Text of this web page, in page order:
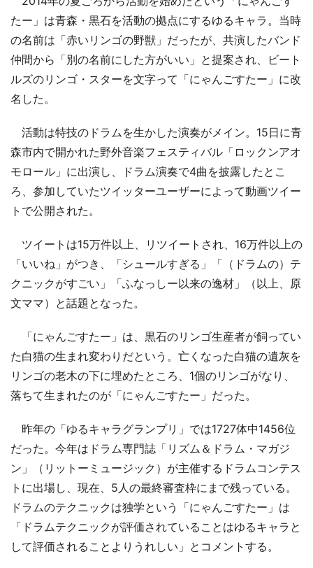
たー」は青森・黒石を活動の拠点にするゆるキャラ。当時
の名前は「赤いリンゴの野獣」だったが、共演したバンド
仲間から「別の名前にした方がいい」と提案され、ビート
ルズのリンゴ・スターを文字って「にゃんごすたー」に改
名した。
活動は特技のドラムを生かした演奏がメイン。15日に青
森市内で開かれた野外音楽フェスティバル「ロックンアオ
モロール」に出演し、ドラム演奏で4曲を披露したとこ
ろ、参加していたツイッターユーザーによって動画ツイー
トで公開された。
ツイートは15万件以上、リツイートされ、16万件以上の
「いいね」がつき、「シュールすぎる」「（ドラムの）テ
クニックがすごい」「ふなっしー以来の逸材」（以上、原
文ママ）と話題となった。
「にゃんごすたー」は、黒石のリンゴ生産者が飼ってい
た白猫の生まれ変わりだという。亡くなった白猫の遺灰を
リンゴの老木の下に埋めたところ、1個のリンゴがなり、
落ちて生まれたのが「にゃんごすたー」だった。
昨年の「ゆるキャラグランプリ」では1727体中1456位
だった。今年はドラム専門誌「リズム＆ドラム・マガジ
ン」（リットーミュージック）が主催するドラムコンテス
トに出場し、現在、5人の最終審査枠にまで残っている。
ドラムのテクニックは独学という「にゃんごすたー」は
「ドラムテクニックが評価されていることはゆるキャラと
して評価されることよりうれしい」とコメントする。